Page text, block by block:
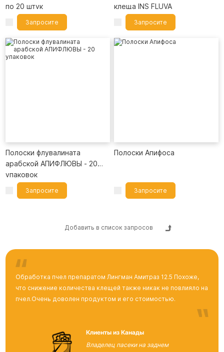
по 20 штук
Запросите
клеща INS FLUVA
Запросите
Полоски флувалината
арабской АПИФЛЮВЫ - 20
упаковок
Запросите
Полоски Апифоса
Запросите
Обработка пчел препаратом Лингман Амитраз 12.5 Похоже,
что снижение количества клещей также никак не повлияло на
пчел.Очень доволен продуктом и его стоимостью.
Клиенты из Канады
Владелец пасеки на заднем